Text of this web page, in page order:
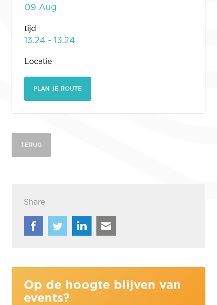
09 Aug
tijd
13.24 - 13.24
Locatie
PLAN JE ROUTE
TERUG
Share
Op de hoogte blijven van
events?